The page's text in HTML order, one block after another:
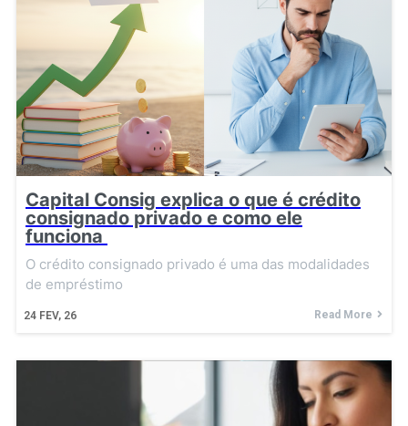
Capital Consig explica o que é crédito
consignado privado e como ele
funciona
24 FEV, 26
O crédito consignado privado é uma das modalidades
de empréstimo
Read More